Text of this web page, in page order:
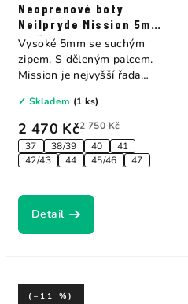
Neoprenové boty
Neilpryde Mission 5mm
s děleným palcem
2 470 Kč2 750 Kč
37 38/39 40
41
42/43
44 45/46 47
✓ Skladem (1 ks)
Detail
Vysoké 5mm se suchým
zipem. S děleným palcem.
Mission je nejvyšší řada
(–11 %)